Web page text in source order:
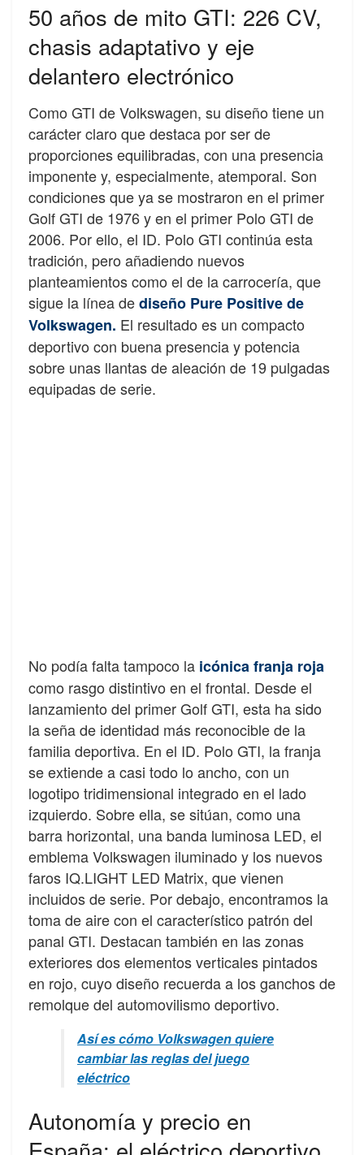
50 años de mito GTI: 226 CV,
chasis adaptativo y eje
delantero electrónico
Como GTI de Volkswagen, su diseño tiene un
carácter claro que destaca por ser de
proporciones equilibradas, con una presencia
imponente y, especialmente, atemporal. Son
condiciones que ya se mostraron en el primer
Golf GTI de 1976 y en el primer Polo GTI de
2006. Por ello, el ID. Polo GTI continúa esta
tradición, pero añadiendo nuevos
planteamientos como el de la carrocería, que
sigue la línea dediseño Pure Positive de
Volkswagen. El resultado es un compacto
deportivo con buena presencia y potencia
sobre unas llantas de aleación de 19 pulgadas
equipadas de serie.
No podía falta tampoco la icónica franja roja
como rasgo distintivo en el frontal. Desde el
lanzamiento del primer Golf GTI, esta ha sido
la seña de identidad más reconocible de la
familia deportiva. En el ID. Polo GTI, la franja
se extiende a casi todo lo ancho, con un
logotipo tridimensional integrado en el lado
izquierdo. Sobre ella, se sitúan, como una
barra horizontal, una banda luminosa LED, el
emblema Volkswagen iluminado y los nuevos
faros IQ.LIGHT LED Matrix, que vienen
incluidos de serie. Por debajo, encontramos la
toma de aire con el característico patrón del
panal GTI. Destacan también en las zonas
exteriores dos elementos verticales pintados
en rojo, cuyo diseño recuerda a los ganchos de
remolque del automovilismo deportivo.
Así es cómo Volkswagen quiere
cambiar las reglas del juego
eléctrico
Autonomía y precio en